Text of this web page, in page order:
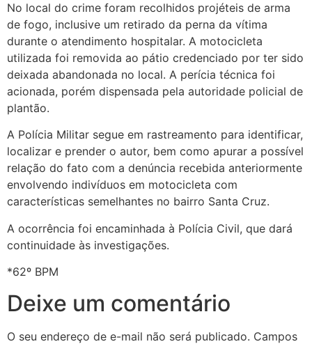
No local do crime foram recolhidos projéteis de arma
de fogo, inclusive um retirado da perna da vítima
durante o atendimento hospitalar. A motocicleta
utilizada foi removida ao pátio credenciado por ter sido
deixada abandonada no local. A perícia técnica foi
acionada, porém dispensada pela autoridade policial de
plantão.
A Polícia Militar segue em rastreamento para identificar,
localizar e prender o autor, bem como apurar a possível
relação do fato com a denúncia recebida anteriormente
envolvendo indivíduos em motocicleta com
características semelhantes no bairro Santa Cruz.
A ocorrência foi encaminhada à Polícia Civil, que dará
continuidade às investigações.
*62º BPM
Deixe um comentário
O seu endereço de e-mail não será publicado. Campos